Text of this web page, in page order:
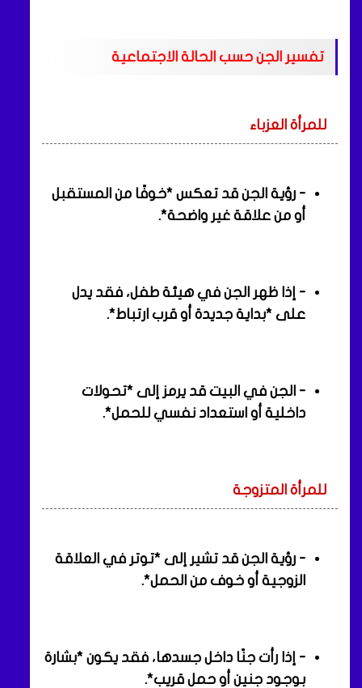
تفسير الجن حسب الحالة الاجتماعية
للمرأة العزباء
- رؤية الجن قد تعكس *خوفًا من المستقبل
أو من علاقة غير واضحة*.
- إذا ظهر الجن في هيئة طفل، فقد يدل
على *بداية جديدة أو قرب ارتباط*.
- الجن في البيت قد يرمز إلى *تحولات
داخلية أو استعداد نفسي للحمل*.
للمرأة المتزوجة
- رؤية الجن قد تشير إلى *توتر في العلاقة
الزوجية أو خوف من الحمل*.
- إذا رأت جنًا داخل جسدها، فقد يكون *بشارة
بوجود جنين أو حمل قريب*.